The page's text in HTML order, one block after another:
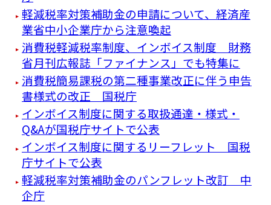
軽減税率対策補助金の申請について、経済産
業省中小企業庁から注意喚起
消費税軽減税率制度、インボイス制度 財務
省月刊広報誌「ファイナンス」でも特集に
消費税簡易課税の第二種事業改正に伴う申告
書様式の改正 国税庁
インボイス制度に関する取扱通達・様式・
Q&Aが国税庁サイトで公表
インボイス制度に関するリーフレット 国税
庁サイトで公表
軽減税率対策補助金のパンフレット改訂 中
企庁